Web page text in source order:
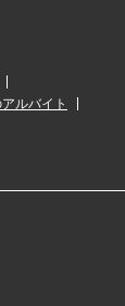
ルバイト